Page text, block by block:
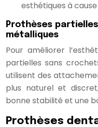
esthétiques à
Prothèses
métalliques
Pour améliorer
partielles sans
utilisent des
plus naturel et
bonne stabilité et une
Prothèses